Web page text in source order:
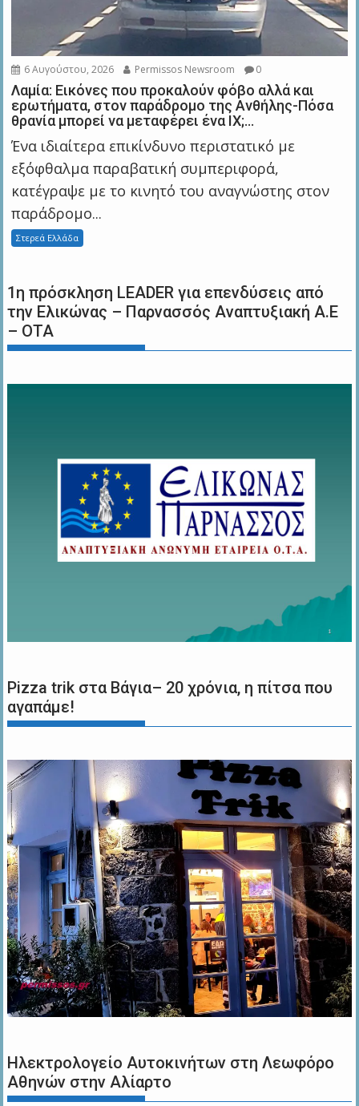
6 Αυγούστου, 2026 Permissos Newsroom 0
Λαμία: Εικόνες που προκαλούν φόβο αλλά και
ερωτήματα, στον παράδρομο της Ανθήλης-Πόσα
θρανία μπορεί να μεταφέρει ένα ΙΧ;…
Ένα ιδιαίτερα επικίνδυνο περιστατικό με
εξόφθαλμα παραβατική συμπεριφορά,
κατέγραψε με το κινητό του αναγνώστης στον
παράδρομο...
Στερεά Ελλάδα
1η πρόσκληση LEADER για επενδύσεις από
την Ελικώνας – Παρνασσός Αναπτυξιακή Α.Ε
– ΟΤΑ
Pizza trik στα Βάγια– 20 χρόνια, η πίτσα που
αγαπάμε!
Ηλεκτρολογείο Αυτοκινήτων στη Λεωφόρο
Αθηνών στην Αλίαρτο